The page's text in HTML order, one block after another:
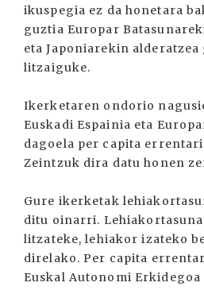
ikuspegia ez da honetara
guztia Europar
eta Japoniarekin alderatzea
litzaiguke.
Ikerketaren ondorio
Euskadi Espainia eta
dagoela per capita
Zeintzuk dira datu honen
Gure ikerketak
ditu oinarri.
litzateke, lehiakor izateko
direlako. Per capita
Euskal Autonomi